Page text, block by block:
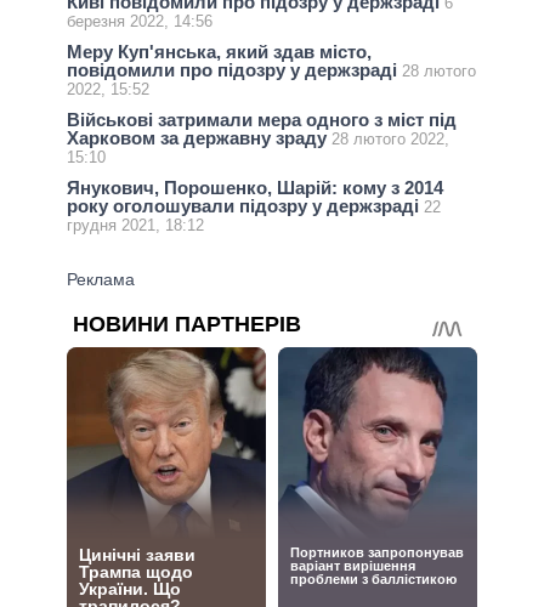
березня 2022, 14:56
Меру Куп'янська, який здав місто,
повідомили про підозру у держзраді 28 лютого
2022, 15:52
Військові затримали мера одного з міст під
Харковом за державну зраду 28 лютого 2022,
15:10
Янукович, Порошенко, Шарій: кому з 2014
року оголошували підозру у держзраді 22
грудня 2021, 18:12